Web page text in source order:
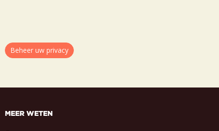
Beheer uw privacy
MEER WETEN